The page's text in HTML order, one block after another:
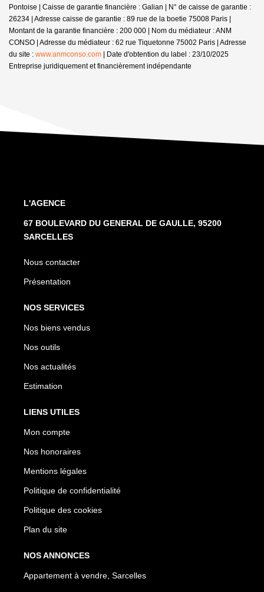
Pontoise | Caisse de garantie financière : Galian | N° de caisse de garantie :
26234 | Adresse caisse de garantie : 89 rue de la boetie 75008 Paris |
Montant de la garantie financière : 200 000 | Nom du médiateur : ANM
CONSO | Adresse du médiateur : 62 rue Tiquetonne 75002 Paris | Adresse
du site : www.anmconso.com | Date d'obtention du label : 23/10/2025
Entreprise juridiquement et financièrement indépendante
L'AGENCE
67 BOULEVARD DU GENERAL DE GAULLE, 95200
SARCELLES
Nous contacter
Présentation
NOS SERVICES
Nos biens vendus
Nos outils
Nos actualités
Estimation
LIENS UTILES
Mon compte
Nos honoraires
Mentions légales
Politique de confidentialité
Politique des cookies
Plan du site
NOS ANNONCES
Appartement à vendre, Sarcelles